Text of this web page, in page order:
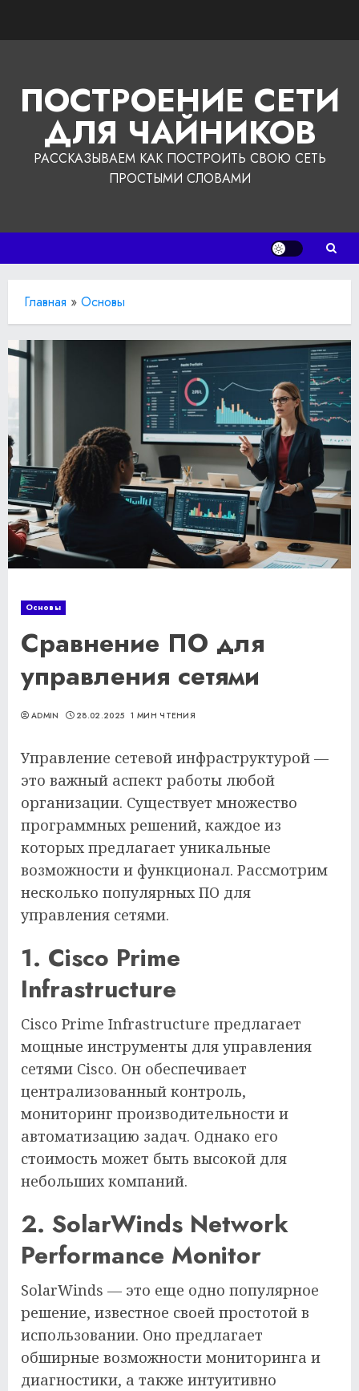
ПОСТРОЕНИЕ СЕТИ
ДЛЯ ЧАЙНИКОВ
РАССКАЗЫВАЕМ КАК ПОСТРОИТЬ СВОЮ СЕТЬ
ПРОСТЫМИ СЛОВАМИ
Главная » Основы
Основы
Сравнение ПО для
управления сетями
ADMIN 28.02.2025 1 МИН ЧТЕНИЯ
Управление сетевой инфраструктурой —
это важный аспект работы любой
организации. Существует множество
программных решений, каждое из
которых предлагает уникальные
возможности и функционал. Рассмотрим
несколько популярных ПО для
управления сетями.
1. Cisco Prime
Infrastructure
Cisco Prime Infrastructure предлагает
мощные инструменты для управления
сетями Cisco. Он обеспечивает
централизованный контроль,
мониторинг производительности и
автоматизацию задач. Однако его
стоимость может быть высокой для
небольших компаний.
2. SolarWinds Network
Performance Monitor
SolarWinds — это еще одно популярное
решение, известное своей простотой в
использовании. Оно предлагает
обширные возможности мониторинга и
диагностики, а также интуитивно